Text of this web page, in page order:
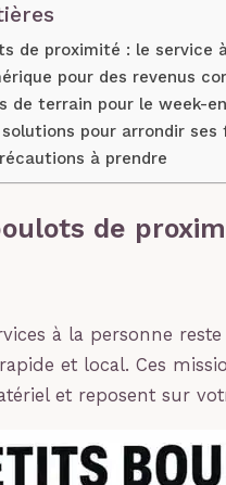
de proximité : le service
pour des revenus
de terrain pour le week-
pour arrondir ses
à prendre
de
à la personne
et local. Ces
et reposent sur